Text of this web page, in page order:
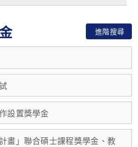
進階搜尋
設置獎學金
畫」聯合碩士課程獎學金、教